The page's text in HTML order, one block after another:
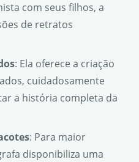
com seus filhos, a
de retratos
: Ela oferece a criação
cuidadosamente
a história completa da
: Para maior
disponibiliza uma